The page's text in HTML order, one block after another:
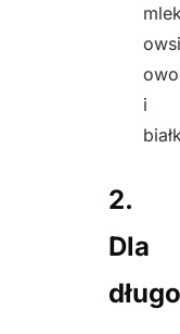
i
2.
Dla